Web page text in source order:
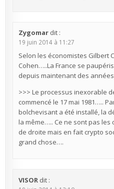
Zygomar dit :
19 juin 2014 à 11:27
Selon les économistes Gilbert
Cohen…..La France se
depuis maintenant des
>>> Le processus inexorable
commencé le 17 mai 1981…..
bolchevisant a été installé, la
la même….. Ce ne sont pas
de droite mais en fait crypto
grand chose….
VISOR dit :